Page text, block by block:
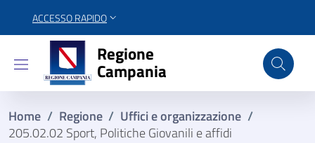
ACCESSO RAPIDO
Regione Campania
Regione
Campania
Home / Regione / Uffici e organizzazione /
205.02.02 Sport, Politiche Giovanili e affidi